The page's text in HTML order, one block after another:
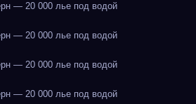
— 20 000 лье под водой
— 20 000 лье под водой
— 20 000 лье под водой
— 20 000 лье под водой